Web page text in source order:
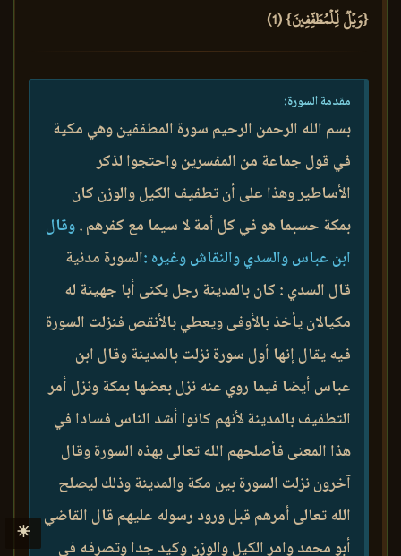
{وَيۡلٞ لِّلۡمُطَفِّفِينَ} (1)
مقدمة السورة:
بسم الله الرحمن الرحيم سورة المطففين وهي مكية
في قول جماعة من المفسرين واحتجوا لذكر
الأساطير وهذا على أن تطفيف الكيل والوزن كان
بمكة حسبما هو في كل أمة لا سيما مع كفرهم .وقال
ابن عباس والسدي والنقاش وغيره :السورة مدنية
قال السدي : كان بالمدينة رجل يكنى أبا جهينة له
مكيالان يأخذ بالأوفى ويعطي بالأنقص فنزلت السورة
فيه يقال إنها أول سورة نزلت بالمدينة وقال ابن
عباس أيضا فيما روي عنه نزل بعضها بمكة ونزل أمر
التطفيف بالمدينة لأنهم كانوا أشد الناس فسادا في
هذا المعنى فأصلحهم الله تعالى بهذه السورة وقال
آخرون نزلت السورة بين مكة والمدينة وذلك ليصلح
الله تعالى أمرهم قبل ورود رسوله عليهم قال القاضي
أبو محمد وامر الكيل والوزن وكيد جدا وتصرفه في
☀